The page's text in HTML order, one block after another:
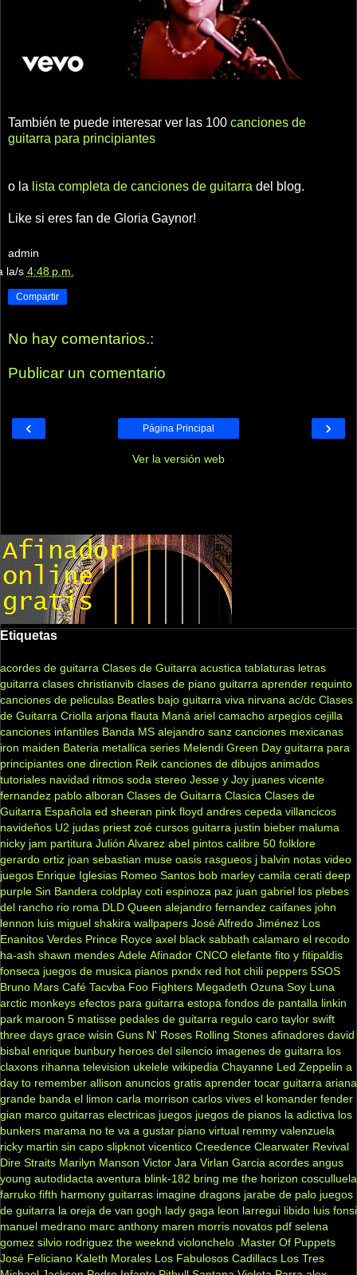
También te puede interesar ver las 100 canciones de
guitarra para principiantes
o la lista completa de canciones de guitarra del blog.
Like si eres fan de Gloria Gaynor!
admin
la/s 4:48 p.m.
Compartir
No hay comentarios.:
Publicar un comentario
‹ ›
Página Principal
Ver la versión web
Etiquetas
acordes de guitarra Clases de Guitarra acustica tablaturas letras
guitarra clases christianvib clases de piano guitarra aprender requinto
canciones de peliculas Beatles bajo guitarra viva nirvana ac/dc Clases
de Guitarra Criolla arjona flauta Maná ariel camacho arpegios cejilla
canciones infantiles Banda MS alejandro sanz canciones mexicanas
iron maiden Bateria metallica series Melendi Green Day guitarra para
principiantes one direction Reik canciones de dibujos animados
tutoriales navidad ritmos soda stereo Jesse y Joy juanes vicente
fernandez pablo alboran Clases de Guitarra Clasica Clases de
Guitarra Española ed sheeran pink floyd andres cepeda villancicos
navideños U2 judas priest zoé cursos guitarra justin bieber maluma
nicky jam partitura Julión Alvarez abel pintos calibre 50 folklore
gerardo ortiz joan sebastian muse oasis rasgueos j balvin notas video
juegos Enrique Iglesias Romeo Santos bob marley camila cerati deep
purple Sin Bandera coldplay coti espinoza paz juan gabriel los plebes
del rancho rio roma DLD Queen alejandro fernandez caifanes john
lennon luis miguel shakira wallpapers José Alfredo Jiménez Los
Enanitos Verdes Prince Royce axel black sabbath calamaro el recodo
ha-ash shawn mendes Adele Afinador CNCO elefante fito y fitipaldis
fonseca juegos de musica pianos pxndx red hot chili peppers 5SOS
Bruno Mars Café Tacvba Foo Fighters Megadeth Ozuna Soy Luna
arctic monkeys efectos para guitarra estopa fondos de pantalla linkin
park maroon 5 matisse pedales de guitarra regulo caro taylor swift
three days grace wisin Guns N' Roses Rolling Stones afinadores david
bisbal enrique bunbury heroes del silencio imagenes de guitarra los
claxons rihanna television ukelele wikipedia Chayanne Led Zeppelin a
day to remember allison anuncios gratis aprender tocar guitarra ariana
grande banda el limon carla morrison carlos vives el komander fender
gian marco guitarras electricas juegos juegos de pianos la adictiva los
bunkers marama no te va a gustar piano virtual remmy valenzuela
ricky martin sin capo slipknot vicentico Creedence Clearwater Revival
Dire Straits Marilyn Manson Victor Jara Virlan Garcia acordes angus
young autodidacta aventura blink-182 bring me the horizon cosculluela
farruko fifth harmony guitarras imagine dragons jarabe de palo juegos
de guitarra la oreja de van gogh lady gaga leon larregui libido luis fonsi
manuel medrano marc anthony maren morris novatos pdf selena
gomez silvio rodriguez the weeknd violonchelo .Master Of Puppets
José Feliciano Kaleth Morales Los Fabulosos Cadillacs Los Tres